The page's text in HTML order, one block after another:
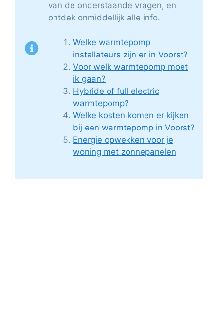
van de onderstaande vragen, en
ontdek onmiddellijk alle info.
Welke warmtepomp
installateurs zijn er in Voorst?
Voor welk warmtepomp moet
ik gaan?
Hybride of full electric
warmtepomp?
Welke kosten komen er kijken
bij een warmtepomp in Voorst?
Energie opwekken voor je
woning met zonnepanelen